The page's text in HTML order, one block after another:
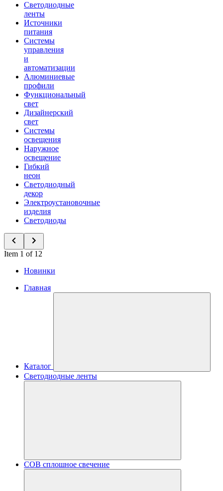
Светодиодные
ленты
Источники
питания
Системы
управления
и
автоматизации
Алюминиевые
профили
Функциональный
свет
Дизайнерский
свет
Системы
освещения
Наружное
освещение
Гибкий
неон
Светодиодный
декор
Электроустановочные
изделия
Светодиоды
Item 1 of 12
Новинки
Главная
Каталог
Светодиодные ленты
COB сплошное свечение